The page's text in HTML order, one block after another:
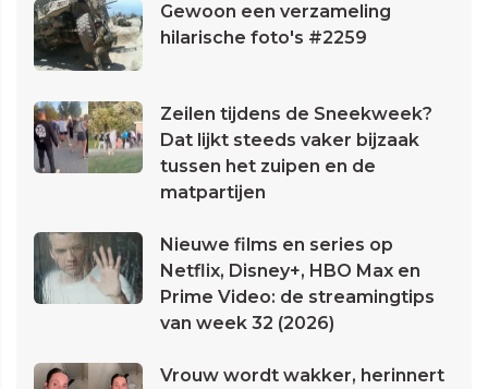
Gewoon een verzameling
hilarische foto's #2259
Zeilen tijdens de Sneekweek?
Dat lijkt steeds vaker bijzaak
tussen het zuipen en de
matpartijen
Nieuwe films en series op
Netflix, Disney+, HBO Max en
Prime Video: de streamingtips
van week 32 (2026)
Vrouw wordt wakker, herinnert